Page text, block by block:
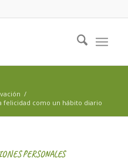
/
felicidad como un hábito diario
PERSONALES